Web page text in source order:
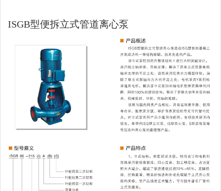
ISGB型便拆立式管道离心泵